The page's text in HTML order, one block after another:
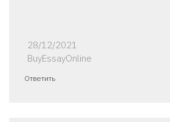
28/12/2021
BuyEssayOnline
Ответить